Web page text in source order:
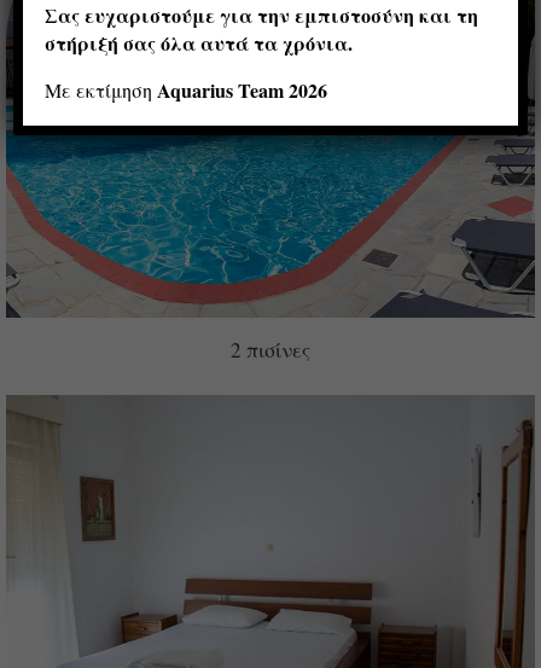
2 πισίνες
Σας ευχαριστούμε για την εμπιστοσύνη και τη
στήριξή σας όλα αυτά τα χρόνια.
Με εκτίμηση Aquarius Team 2026